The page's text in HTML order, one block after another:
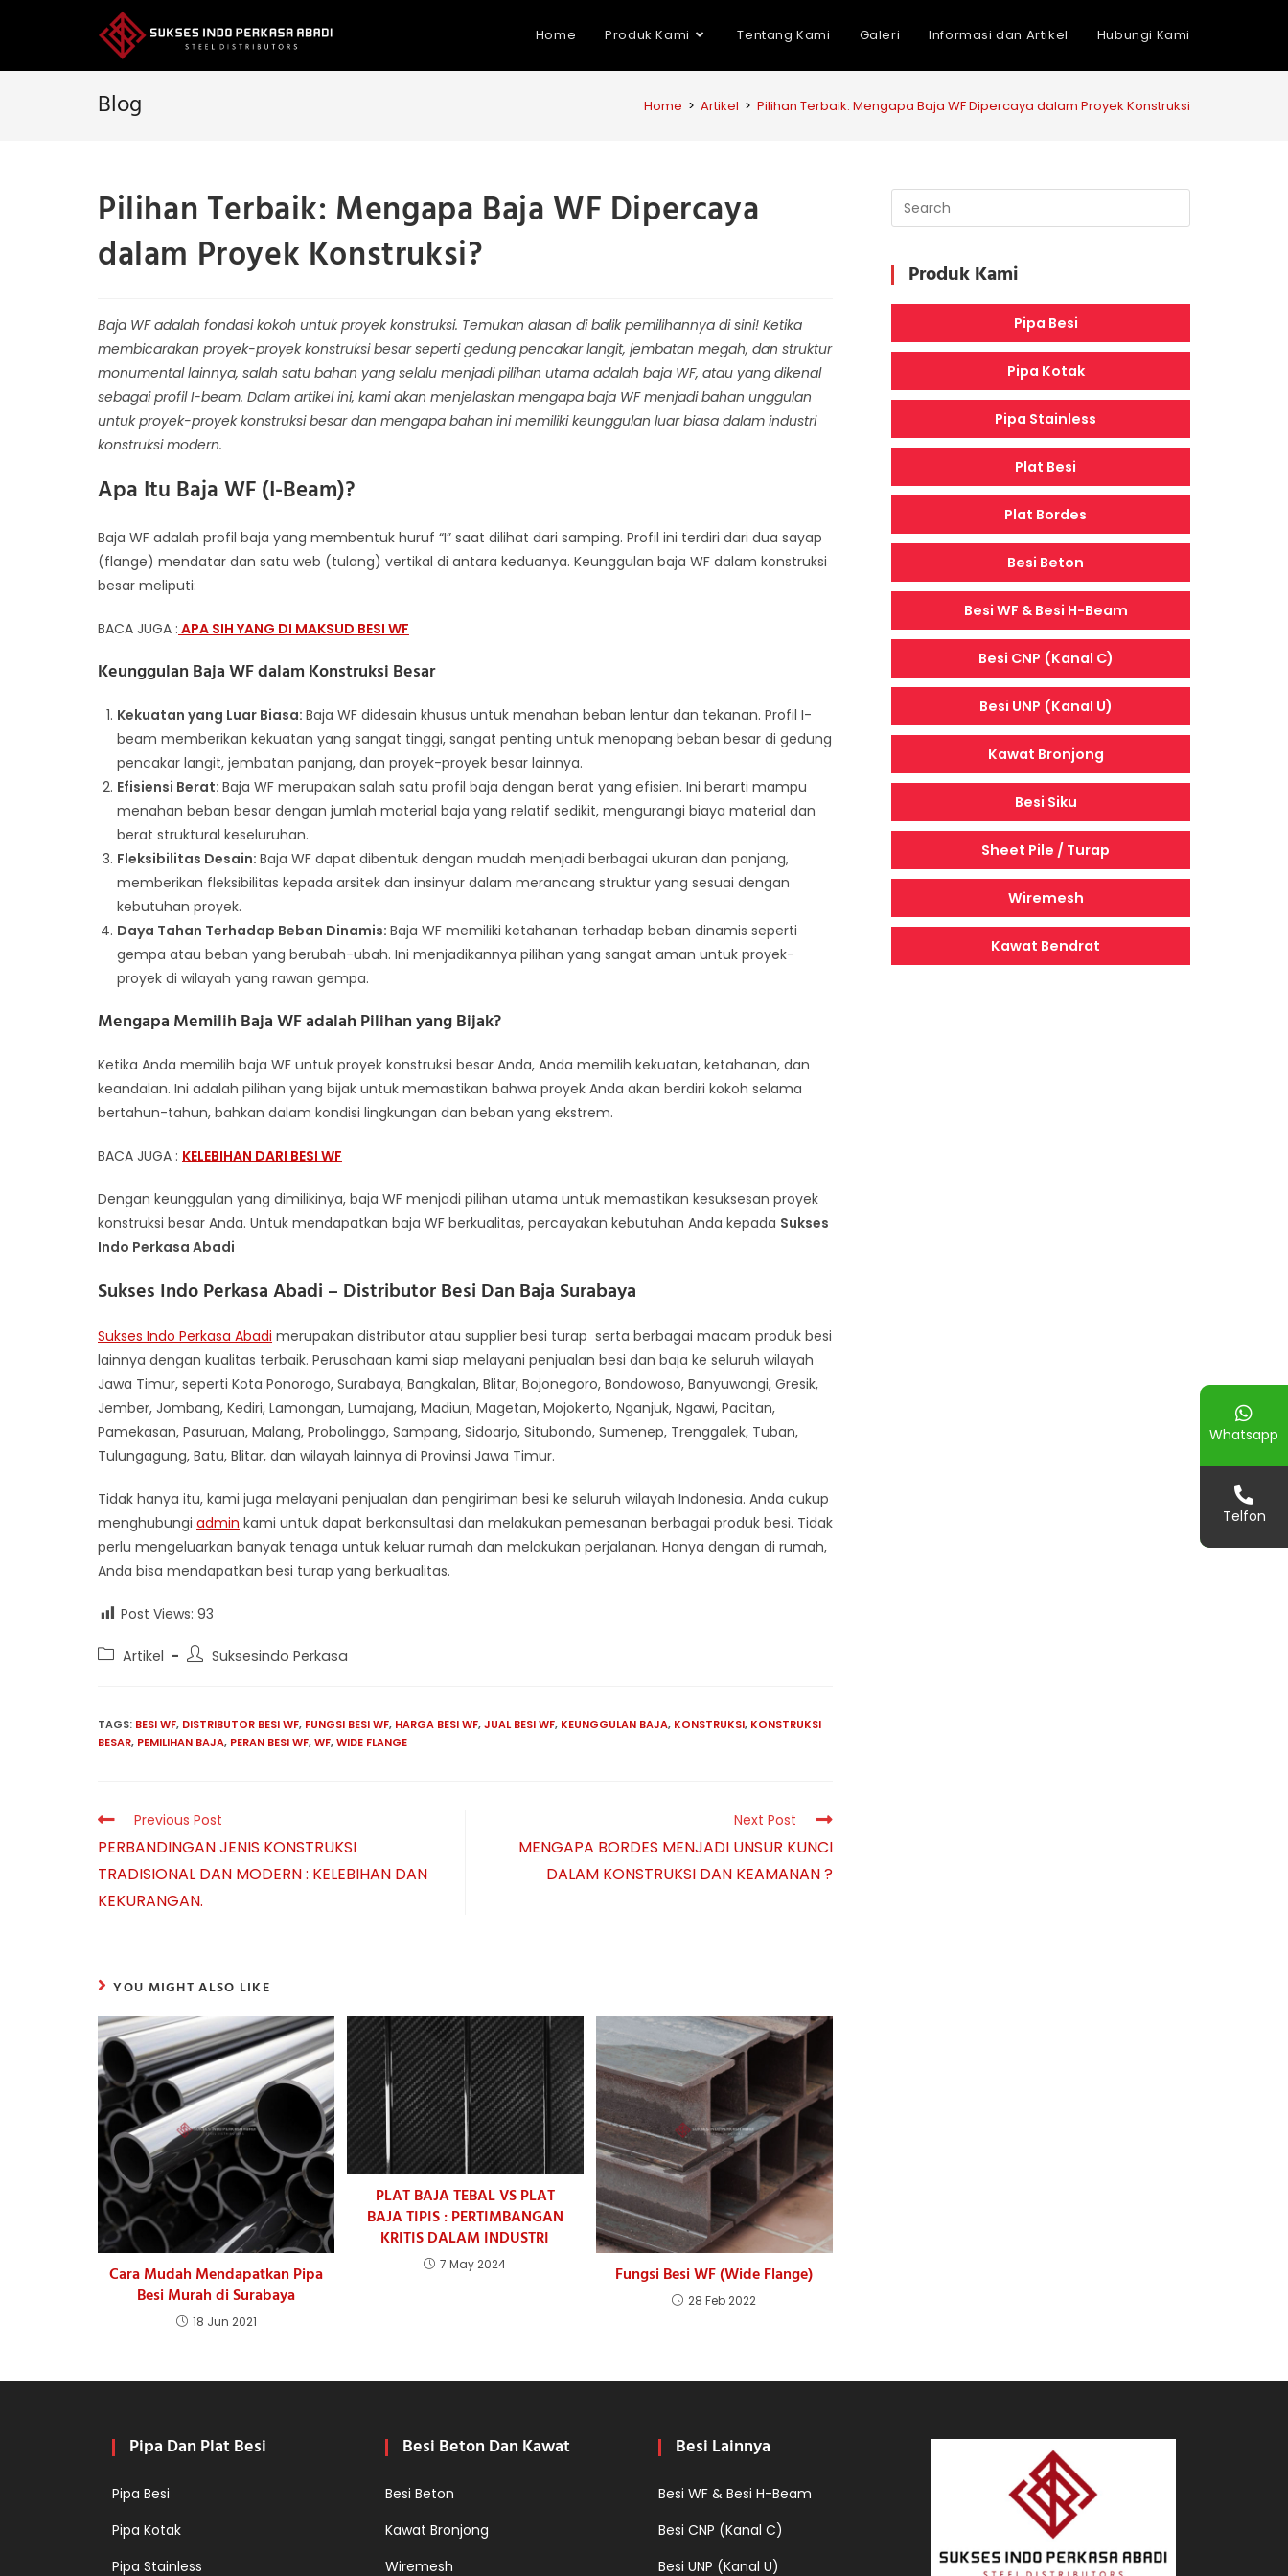
Home Produk Kami Tentang Kami Galeri Informasi dan Artikel Hubungi Kami
Blog Home > Artikel > Pilihan Terbaik: Mengapa Baja WF Dipercaya dalam Proyek Konstruksi?
Pilihan Terbaik: Mengapa Baja WF Dipercaya
dalam Proyek Konstruksi?
Baja WF adalah fondasi kokoh untuk proyek konstruksi. Temukan alasan di balik pemilihannya di sini! Ketika
membicarakan proyek-proyek konstruksi besar seperti gedung pencakar langit, jembatan megah, dan struktur
monumental lainnya, salah satu bahan yang selalu menjadi pilihan utama adalah baja WF, atau yang dikenal
sebagai profil I-beam. Dalam artikel ini, kami akan menjelaskan mengapa baja WF menjadi bahan unggulan
untuk proyek-proyek konstruksi besar dan mengapa bahan ini memiliki keunggulan luar biasa dalam industri
konstruksi modern.
Apa Itu Baja WF (I-Beam)?
Baja WF adalah profil baja yang membentuk huruf “I” saat dilihat dari samping. Profil ini terdiri dari dua sayap
(flange) mendatar dan satu web (tulang) vertikal di antara keduanya. Keunggulan baja WF dalam konstruksi
besar meliputi:
BACA JUGA : APA SIH YANG DI MAKSUD BESI WF
Keunggulan Baja WF dalam Konstruksi Besar
Kekuatan yang Luar Biasa: Baja WF didesain khusus untuk menahan beban lentur dan tekanan. Profil I-
beam memberikan kekuatan yang sangat tinggi, sangat penting untuk menopang beban besar di gedung
pencakar langit, jembatan panjang, dan proyek-proyek besar lainnya.
Efisiensi Berat: Baja WF merupakan salah satu profil baja dengan berat yang efisien. Ini berarti mampu
menahan beban besar dengan jumlah material baja yang relatif sedikit, mengurangi biaya material dan
berat struktural keseluruhan.
Fleksibilitas Desain: Baja WF dapat dibentuk dengan mudah menjadi berbagai ukuran dan panjang,
memberikan fleksibilitas kepada arsitek dan insinyur dalam merancang struktur yang sesuai dengan
kebutuhan proyek.
Daya Tahan Terhadap Beban Dinamis: Baja WF memiliki ketahanan terhadap beban dinamis seperti
gempa atau beban yang berubah-ubah. Ini menjadikannya pilihan yang sangat aman untuk proyek-
proyek di wilayah yang rawan gempa.
Mengapa Memilih Baja WF adalah Pilihan yang Bijak?
Ketika Anda memilih baja WF untuk proyek konstruksi besar Anda, Anda memilih kekuatan, ketahanan, dan
keandalan. Ini adalah pilihan yang bijak untuk memastikan bahwa proyek Anda akan berdiri kokoh selama
bertahun-tahun, bahkan dalam kondisi lingkungan dan beban yang ekstrem.
BACA JUGA : KELEBIHAN DARI BESI WF
Dengan keunggulan yang dimilikinya, baja WF menjadi pilihan utama untuk memastikan kesuksesan proyek
konstruksi besar Anda. Untuk mendapatkan baja WF berkualitas, percayakan kebutuhan Anda kepada Sukses
Indo Perkasa Abadi
Sukses Indo Perkasa Abadi – DistributorBesi Dan Baja Surabaya
Sukses Indo Perkasa Abadi merupakan distributor atau supplier besi turap serta berbagai macam produk besi
lainnya dengan kualitas terbaik. Perusahaan kami siap melayani penjualan besi dan baja ke seluruh wilayah
Jawa Timur, seperti Kota Ponorogo, Surabaya, Bangkalan, Blitar, Bojonegoro, Bondowoso, Banyuwangi, Gresik,
Jember, Jombang, Kediri, Lamongan, Lumajang, Madiun, Magetan, Mojokerto, Nganjuk, Ngawi, Pacitan,
Pamekasan, Pasuruan, Malang, Probolinggo, Sampang, Sidoarjo, Situbondo, Sumenep, Trenggalek, Tuban,
Tulungagung, Batu, Blitar, dan wilayah lainnya di Provinsi Jawa Timur.
Tidak hanya itu, kami juga melayani penjualan dan pengiriman besi ke seluruh wilayah Indonesia. Anda cukup
menghubungi admin kami untuk dapat berkonsultasi dan melakukan pemesanan berbagai produk besi. Tidak
perlu mengeluarkan banyak tenaga untuk keluar rumah dan melakukan perjalanan. Hanya dengan di rumah,
Anda bisa mendapatkan besi turap yang berkualitas.
Post Views: 93
PostArtikel
PostSuksesindo Perkasa
TAGS: BESI WF, DISTRIBUTOR BESI WF, FUNGSI BESI WF, HARGA BESI WF,JUAL BESI WF, KEUNGGULAN BAJA, KONSTRUKSI, KONSTRUKSI
BESAR, PEMILIHAN BAJA, PERAN BESI WF,WF,WIDE FLANGE
Read
more
articles
Previous Post
PERBANDINGAN JENIS KONSTRUKSI
TRADISIONAL DAN MODERN : KELEBIHAN DAN
KEKURANGAN.
Next Post
MENGAPA BORDES MENJADI UNSUR KUNCI
DALAM KONSTRUKSI DAN KEAMANAN ?
YOU MIGHT ALSO LIKE
Cara Mudah Mendapatkan Pipa
Besi Murah di Surabaya
18 Jun 2021
PLAT BAJA TEBAL VS PLAT
BAJA TIPIS : PERTIMBANGAN
KRITIS DALAM INDUSTRI
7 May 2024 Fungsi Besi WF (Wide Flange)
28 Feb 2022
Produk Kami
Pipa Besi
Pipa Kotak
Pipa Stainless
Plat Besi
Plat Bordes
Besi Beton
Besi WF & Besi H-Beam
Besi CNP (Kanal C)
Besi UNP (Kanal U)
Kawat Bronjong
Besi Siku
Sheet Pile / Turap
Wiremesh
Kawat Bendrat
Pipa Dan Plat Besi
Pipa Besi
Pipa Kotak
Pipa Stainless
Besi Beton Dan Kawat
Besi Beton
Kawat Bronjong
Wiremesh
Besi Lainnya
Besi WF & Besi H-Beam
Besi CNP (Kanal C)
Besi UNP (Kanal U)
Whatsapp
Telfon